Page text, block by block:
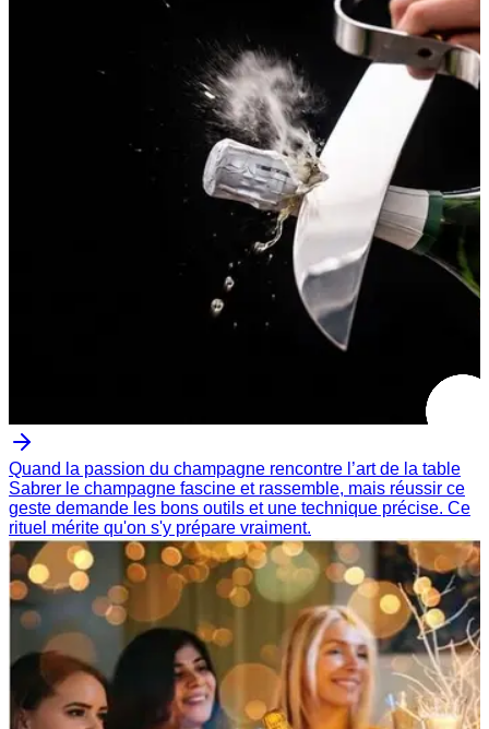
Quand la passion du champagne rencontre l’art de la table
Sabrer le champagne fascine et rassemble, mais réussir ce
geste demande les bons outils et une technique précise. Ce
rituel mérite qu'on s'y prépare vraiment.